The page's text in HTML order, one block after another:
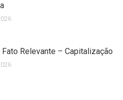
Fato Relevante – Capitalização